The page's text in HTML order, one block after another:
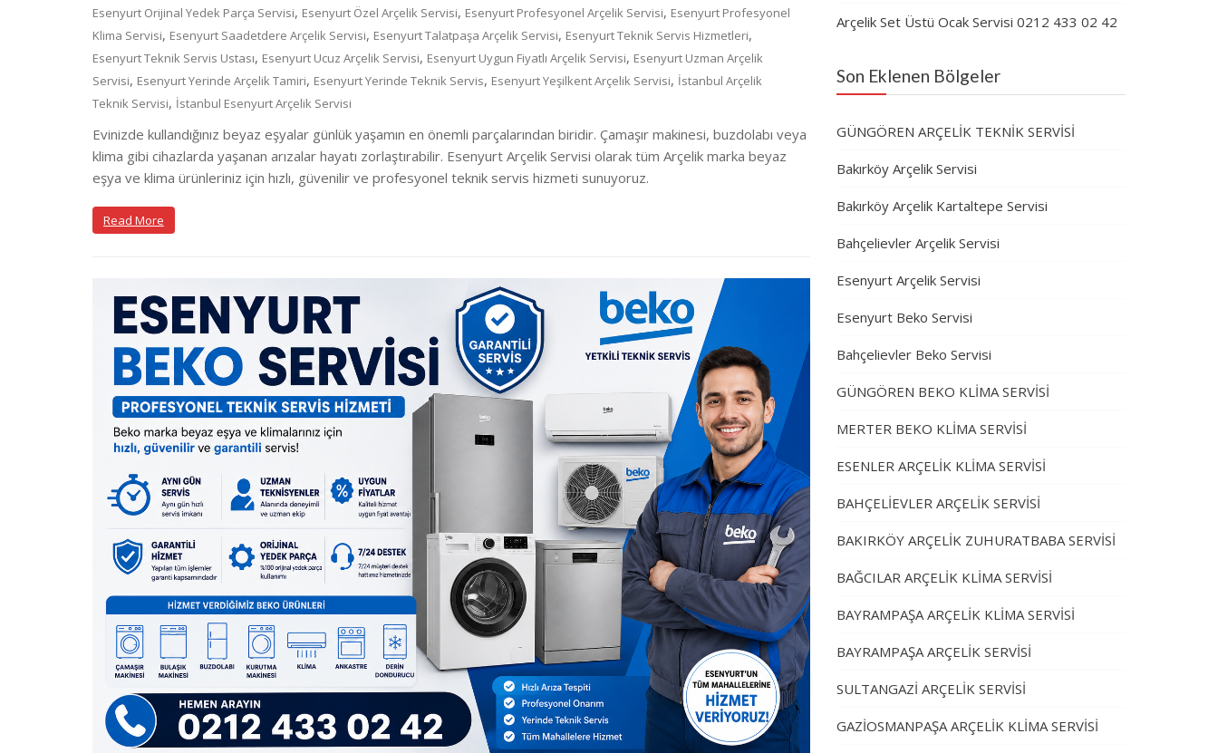
Esenyurt Orijinal Yedek Parça Servisi, Esenyurt Özel Arçelik Servisi, Esenyurt Profesyonel Arçelik Servisi, Esenyurt Profesyonel
Klima Servisi, Esenyurt Saadetdere Arçelik Servisi, Esenyurt Talatpaşa Arçelik Servisi, Esenyurt Teknik Servis Hizmetleri,
Esenyurt Teknik Servis Ustası, Esenyurt Ucuz Arçelik Servisi, Esenyurt Uygun Fiyatlı Arçelik Servisi, Esenyurt Uzman Arçelik
Servisi, Esenyurt Yerinde Arçelik Tamiri, Esenyurt Yerinde Teknik Servis, Esenyurt Yeşilkent Arçelik Servisi, İstanbul Arçelik
Teknik Servisi, İstanbul Esenyurt Arçelik Servisi
Evinizde kullandığınız beyaz eşyalar günlük yaşamın en önemli parçalarından biridir. Çamaşır makinesi, buzdolabı veya
klima gibi cihazlarda yaşanan arızalar hayatı zorlaştırabilir. Esenyurt Arçelik Servisi olarak tüm Arçelik marka beyaz
eşya ve klima ürünleriniz için hızlı, güvenilir ve profesyonel teknik servis hizmeti sunuyoruz.
Read More
Arçelik Set Üstü Ocak Servisi 0212 433 02 42
Son Eklenen Bölgeler
GÜNGÖREN ARÇELİK TEKNİK SERVİSİ
Bakırköy Arçelik Servisi
Bakırköy Arçelik Kartaltepe Servisi
Bahçelievler Arçelik Servisi
Esenyurt Arçelik Servisi
Esenyurt Beko Servisi
Bahçelievler Beko Servisi
GÜNGÖREN BEKO KLİMA SERVİSİ
MERTER BEKO KLİMA SERVİSİ
ESENLER ARÇELİK KLİMA SERVİSİ
BAHÇELİEVLER ARÇELİK SERVİSİ
BAKIRKÖY ARÇELİK ZUHURATBABA SERVİSİ
BAĞCILAR ARÇELİK KLİMA SERVİSİ
BAYRAMPAŞA ARÇELİK KLİMA SERVİSİ
BAYRAMPAŞA ARÇELİK SERVİSİ
SULTANGAZİ ARÇELİK SERVİSİ
GAZİOSMANPAŞA ARÇELİK KLİMA SERVİSİ